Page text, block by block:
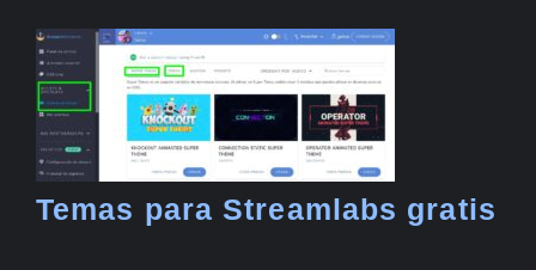
Temas para Streamlabs gratis